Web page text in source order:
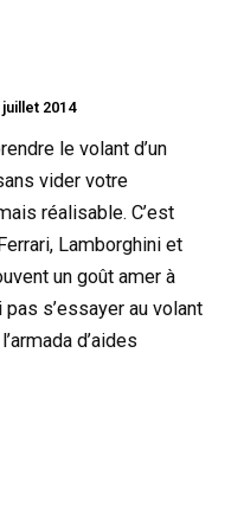
juillet 2014
le volant d’un
vider votre
réalisable. C’est
Lamborghini et
un goût amer à
s’essayer au volant
d’aides